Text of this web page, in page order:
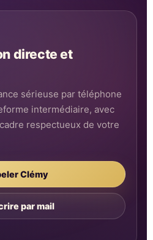
directe et
sérieuse par téléphone
intermédiaire, avec
respectueux de votre
Clémy
par mail